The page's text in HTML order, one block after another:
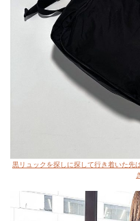
黒リュックを探しに探して行き着いた先